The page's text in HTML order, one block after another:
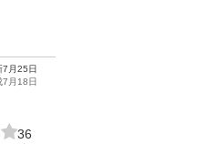
7月25日
7月18日
36